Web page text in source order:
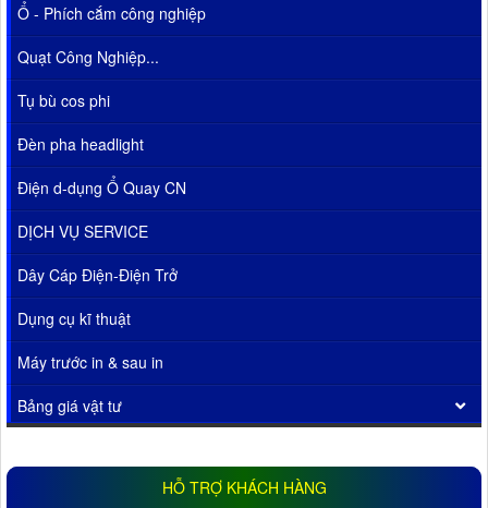
Ổ - Phích cắm công nghiệp
Quạt Công Nghiệp...
Tụ bù cos phi
Đèn pha headlight
Điện d-dụng Ổ Quay CN
DỊCH VỤ SERVICE
Dây Cáp Điện-Điện Trở
Dụng cụ kĩ thuật
Máy trước in & sau in
Bảng giá vật tư
HỖ TRỢ KHÁCH HÀNG